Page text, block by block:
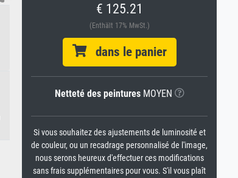
€ 125.21
(Enthält 17% MwSt.)
dans le panier
Netteté des peinturesMOYEN
Si vous souhaitez des ajustements de luminosité et
de couleur, ou un recadrage personnalisé de l'image,
nous serons heureux d'effectuer ces modifications
sans frais supplémentaires pour vous. S'il vous plaît